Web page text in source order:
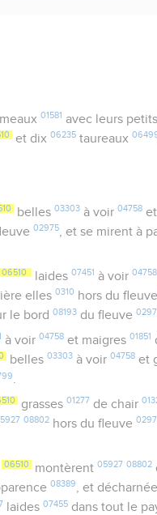
01581 avec leurs petits
et dix06235 taureaux
belles 03303à voir 04758et
02975, et se mirent à
06510 laides 07451 à voir 04758
elles0310 hors du
le bord08193 du fleuve
à voir 04758et maigres 01851
belles03303 à voir04758 et
.
grasses 01277 de chair
08802 hors du fleuve
06510 montèrent 05927 08802
08389, et
laides07455 dans tout le